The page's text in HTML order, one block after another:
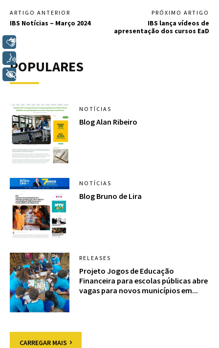
ARTIGO ANTERIOR
IBS Notícias – Março 2024
PRÓXIMO ARTIGO
IBS lança vídeos de
apresentação dos cursos EaD
POPULARES
NOTÍCIAS
Blog Alan Ribeiro
NOTÍCIAS
Blog Bruno de Lira
RELEASES
Projeto Jogos de Educação
Financeira para escolas públicas abre
vagas para novos municípios em...
CARREGAR MAIS
+ Acessibilidade